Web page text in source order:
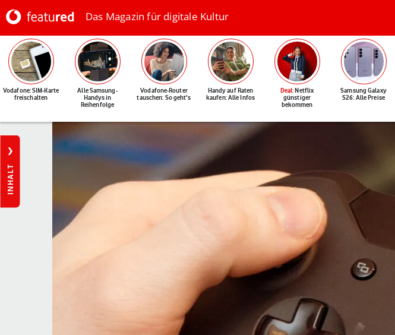
Das Magazin für digitale Kultur
Vodafone: SIM-Karte
freischalten
Alle Samsung-
Handys in
Reihenfolge
Vodafone-Router
tauschen: So geht's
Handy auf Raten
kaufen: Alle Infos
Deal: Netflix
günstiger
bekommen
Samsung Galaxy
S26: Alle Preise
INHALT